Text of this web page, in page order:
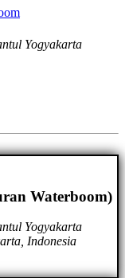
Yogyakarta
Waterboom)
Yogyakarta
Indonesia